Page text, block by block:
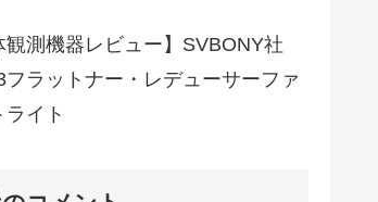
観測機器レビュー】SVBONY社
フラットナー・レデューサーファ
ライト